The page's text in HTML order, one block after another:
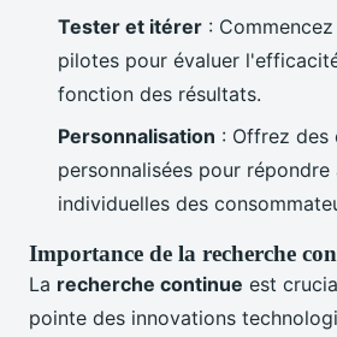
Tester et itérer :
pilotes pour évaluer
fonction des résultats.
Personnalisation : Offrez des
personnalisées pour
individuelles des
Importance de la recherche
La recherche continue est
pointe des innovations